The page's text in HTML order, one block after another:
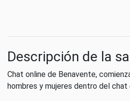
Descripción de la
Chat online de Benavente,
hombres y mujeres dentro del chat